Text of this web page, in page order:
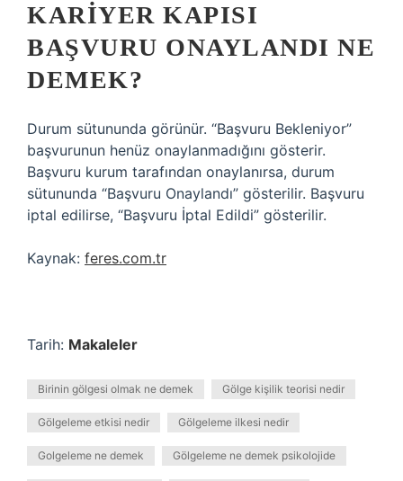
KARIYER KAPISI
BAŞVURU ONAYLANDI NE
DEMEK?
Durum sütununda görünür. “Başvuru Bekleniyor”
başvurunun henüz onaylanmadığını gösterir.
Başvuru kurum tarafından onaylanırsa, durum
sütununda “Başvuru Onaylandı” gösterilir. Başvuru
iptal edilirse, “Başvuru İptal Edildi” gösterilir.
Kaynak: feres.com.tr
Tarih: Makaleler
Birinin gölgesi olmak ne demek Gölge kişilik teorisi nedir
Gölgeleme etkisi nedir Gölgeleme ilkesi nedir
Golgeleme ne demek Gölgeleme ne demek psikolojide